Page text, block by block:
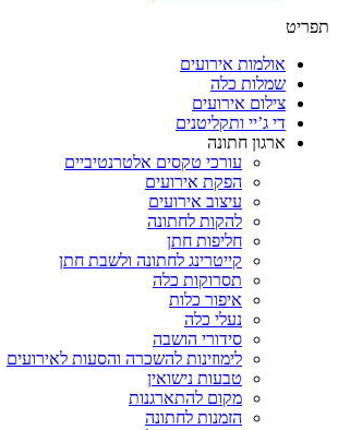
תפריט
אולמות אירועים
שמלות כלה
צילום אירועים
די ג’יי ותקליטנים
ארגון חתונה
עורכי טקסים אלטרנטיביים
הפקת אירועים
עיצוב אירועים
להקות לחתונה
חליפות חתן
קייטרינג לחתונה ולשבת חתן
תסרוקות כלה
איפור כלות
נעלי כלה
סידורי הושבה
לימוזינות להשכרה והסעות לאירועים
טבעות נישואין
מקום להתארגנות
הזמנות לחתונה